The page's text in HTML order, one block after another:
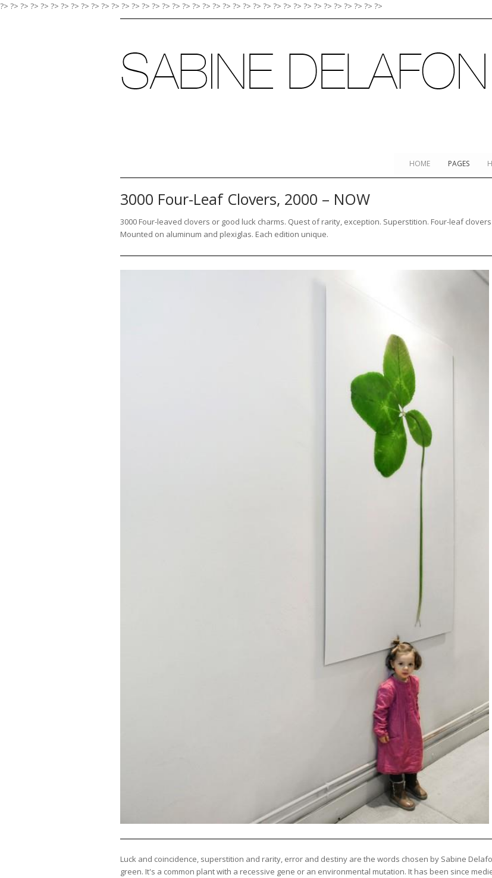
?> ?> ?> ?> ?> ?> ?> ?> ?> ?> ?> ?> ?> ?> ?> ?> ?> ?> ?> ?> ?> ?> ?> ?> ?> ?> ?> ?> ?> ?> ?> ?> ?> ?> ?> ?> ?> ?>
HOME PAGES
3000 Four-Leaf Clovers, 2000 – NOW
3000 Four-leaved clovers or good luck charms. Quest of rarity, exception. Superstition. Four-leaf
Mounted on aluminum and plexiglas. Each edition unique.
Luck and coincidence, superstition and rarity, error and destiny are the words chosen by Sabine
green. It's a common plant with a recessive gene or an environmental mutation. It has been since